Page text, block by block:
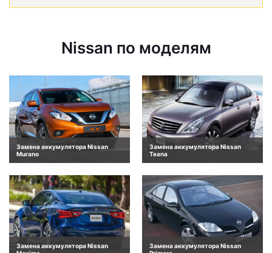
Nissan по моделям
Замена аккумулятора Nissan
Murano
Замена аккумулятора Nissan
Teana
Замена аккумулятора Nissan
Замена аккумулятора Nissan